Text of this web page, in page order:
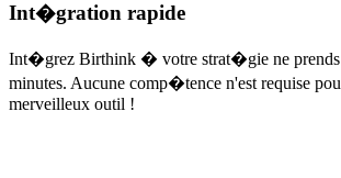
Int�gration rapide
Int�grez Birthink � votre strat�gie ne prends
minutes. Aucune comp�tence n'est requise
merveilleux outil !